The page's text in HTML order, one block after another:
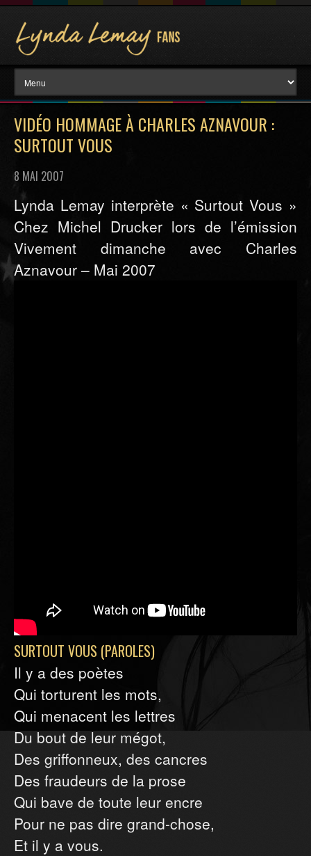
VIDÉO HOMMAGE À CHARLES AZNAVOUR :
SURTOUT VOUS
8 MAI 2007
Lynda Lemay interprète « Surtout Vous »
Chez Michel Drucker lors de l’émission
Vivement dimanche avec Charles
Aznavour – Mai 2007
SURTOUT VOUS (PAROLES)
Il y a des poètes
Qui torturent les mots,
Qui menacent les lettres
Du bout de leur mégot,
Des griffonneux, des cancres
Des fraudeurs de la prose
Qui bave de toute leur encre
Pour ne pas dire grand-chose,
Et il y a vous.